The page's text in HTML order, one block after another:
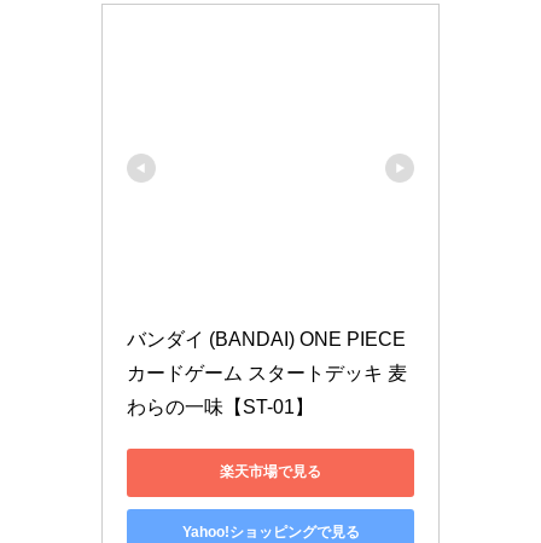
バンダイ (BANDAI) ONE PIECE
カードゲーム スタートデッキ 麦
わらの一味【ST-01】
楽天市場で見る
Yahoo!ショッピングで見る